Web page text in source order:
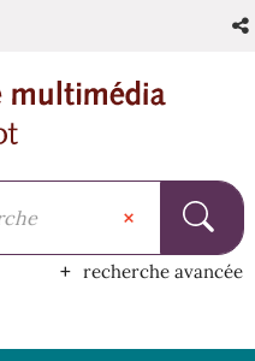
recherche avancée